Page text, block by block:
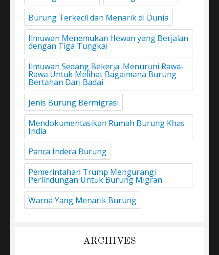
Burung Terkecil dan Menarik di Dunia
Ilmuwan Menemukan Hewan yang Berjalan
dengan Tiga Tungkai
Ilmuwan Sedang Bekerja: Menuruni Rawa-
Rawa Untuk Melihat Bagaimana Burung
Bertahan Dari Badai
Jenis Burung Bermigrasi
Mendokumentasikan Rumah Burung Khas
India
Panca Indera Burung
Pemerintahan Trump Mengurangi
Perlindungan Untuk Burung Migran
Warna Yang Menarik Burung
ARCHIVES